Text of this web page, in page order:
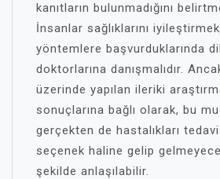
kanıtların bulunmadığını
İnsanlar sağlıklarını
yöntemlere başvurduklarında
doktorlarına danışmalıdır.
üzerinde yapılan ileriki
sonuçlarına bağlı olarak, bu
gerçekten de hastalıkları
seçenek haline gelip
şekilde anlaşılabilir.